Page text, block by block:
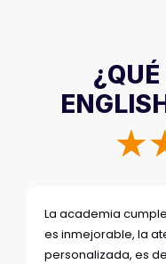
☆
La academia
es inmejorable, la
personalizada, es